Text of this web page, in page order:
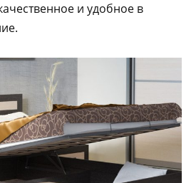
и удобное в